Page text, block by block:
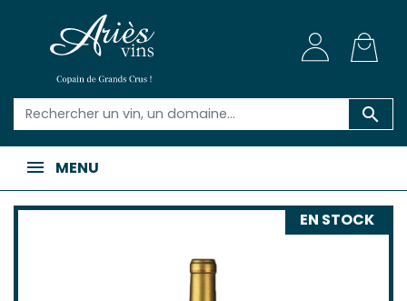

MENU
EN STOCK